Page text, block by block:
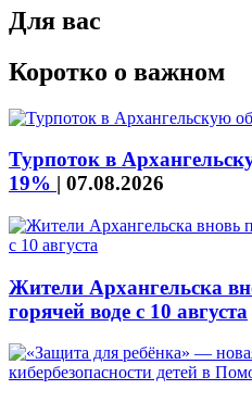
Для вас
Коротко о важном
Турпоток в
19% | 07.08.2026
Жители Архангельска
горячей воде с 10 августа